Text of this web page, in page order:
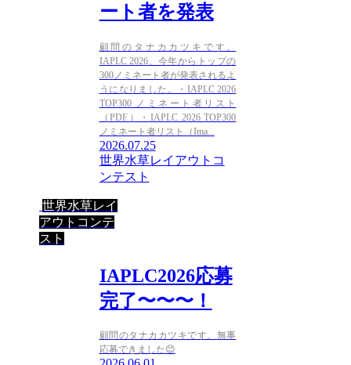
ート者を発表
顧問のタナカカツキです。
IAPLC 2026、今年からトップの
300ノミネート者が発表されるよ
うになりました。・IAPLC 2026
TOP300 ノミネート者リスト
（PDF）・IAPLC 2026 TOP300
ノミネート者リスト（Ima...
2026.07.25
世界水草レイアウトコ
ンテスト
世界水草レイ
アウトコンテ
スト
IAPLC2026応募
完了〜〜〜！
顧問のタナカカツキです。無事
応募できました😊